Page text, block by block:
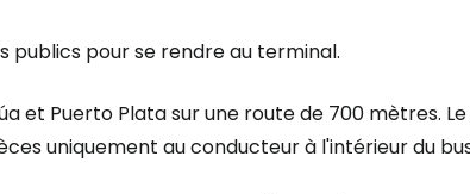
publics pour se rendre au terminal.
et Puerto Plata sur une route de 700 mètres.
uniquement au conducteur à l'intérieur du